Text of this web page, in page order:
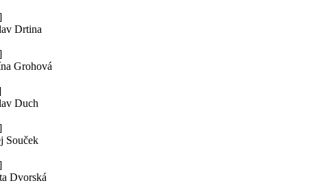
Drtina
Grohová
Duch
Souček
Dvorská